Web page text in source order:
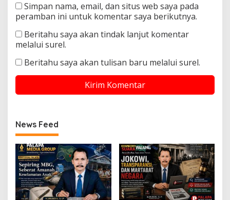
Simpan nama, email, dan situs web saya pada
peramban ini untuk komentar saya berikutnya.
Beritahu saya akan tindak lanjut komentar
melalui surel.
Beritahu saya akan tulisan baru melalui surel.
News Feed